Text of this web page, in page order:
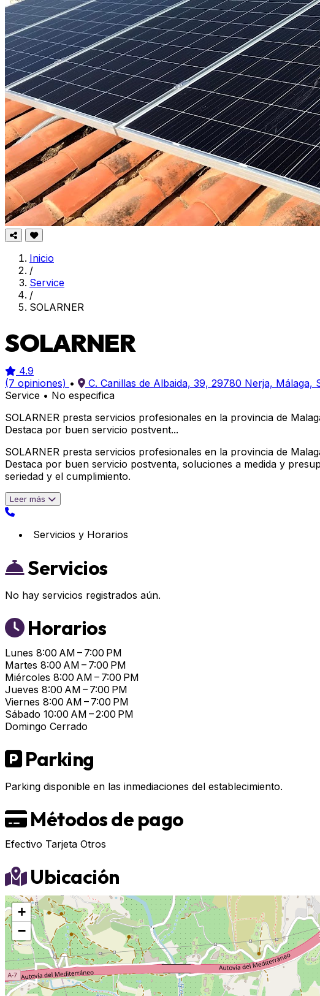
Inicio
/
Service
/
SOLARNER
SOLARNER
4.9
(7 opiniones) •
C. Canillas de Albaida, 39, 29780 Nerja, Málaga,
Service • No especifica
SOLARNER presta servicios profesionales en la provincia de
Destaca por buen servicio postvent...
SOLARNER presta servicios profesionales en la provincia de
Destaca por buen servicio postventa, soluciones a medida y
seriedad y el cumplimiento.
Leer más
Servicios y Horarios
Servicios
No hay servicios registrados aún.
Horarios
Lunes 8:00 AM – 7:00 PM
Martes 8:00 AM – 7:00 PM
Miércoles 8:00 AM – 7:00 PM
Jueves 8:00 AM – 7:00 PM
Viernes 8:00 AM – 7:00 PM
Sábado 10:00 AM – 2:00 PM
Domingo Cerrado
Parking
Parking disponible en las inmediaciones del establecimiento.
Métodos de pago
Efectivo Tarjeta Otros
Ubicación
+
−